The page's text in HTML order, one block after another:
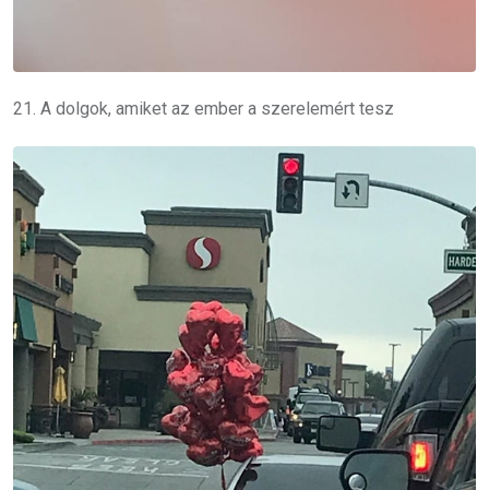
21. A dolgok, amiket az ember a szerelemért tesz